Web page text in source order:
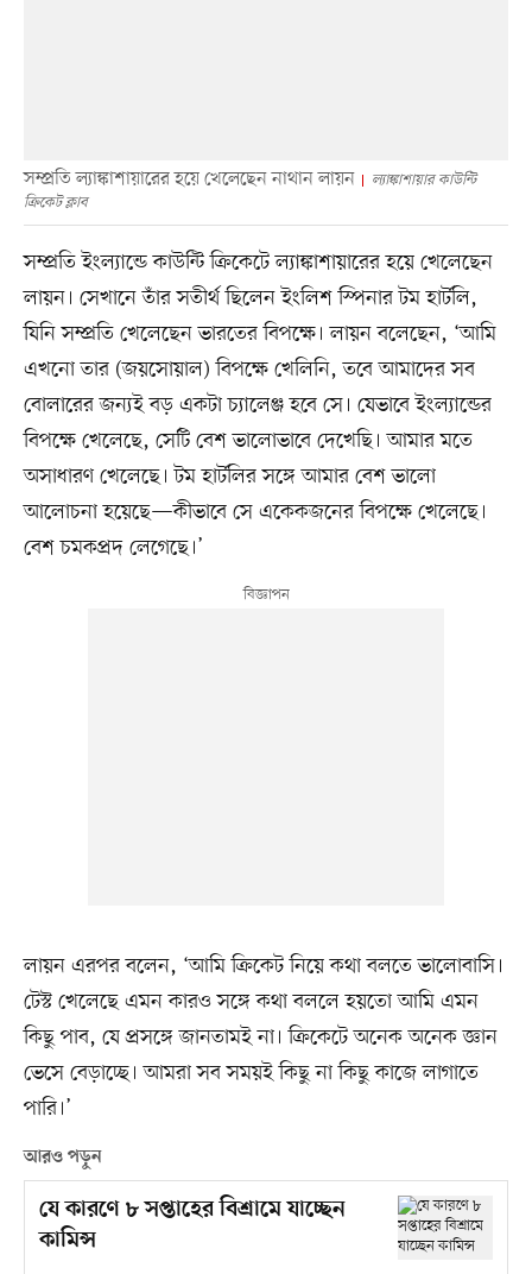
সম্প্রতি ল্যাঙ্কাশায়ারের হয়ে খেলেছেন নাথান লায়ন
ল্যাঙ্কাশায়ার কাউন্টি
ক্রিকেট ক্লাব
সম্প্রতি ইংল্যান্ডে কাউন্টি ক্রিকেটে ল্যাঙ্কাশায়ারের হয়ে খেলেছেন
লায়ন। সেখানে তাঁর সতীর্থ ছিলেন ইংলিশ স্পিনার টম হার্টলি,
যিনি সম্প্রতি খেলেছেন ভারতের বিপক্ষে। লায়ন বলেছেন, ‘আমি
এখনো তার (জয়সোয়াল) বিপক্ষে খেলিনি, তবে আমাদের সব
বোলারের জন্যই বড় একটা চ্যালেঞ্জ হবে সে। যেভাবে ইংল্যান্ডের
বিপক্ষে খেলেছে, সেটি বেশ ভালোভাবে দেখেছি। আমার মতে
অসাধারণ খেলেছে। টম হার্টলির সঙ্গে আমার বেশ ভালো
আলোচনা হয়েছে—কীভাবে সে একেকজনের বিপক্ষে খেলেছে।
বেশ চমকপ্রদ লেগেছে।’
লায়ন এরপর বলেন, ‘আমি ক্রিকেট নিয়ে কথা বলতে ভালোবাসি।
টেস্ট খেলেছে এমন কারও সঙ্গে কথা বললে হয়তো আমি এমন
কিছু পাব, যে প্রসঙ্গে জানতামই না। ক্রিকেটে অনেক অনেক জ্ঞান
ভেসে বেড়াচ্ছে। আমরা সব সময়ই কিছু না কিছু কাজে লাগাতে
পারি।’
আরও পড়ুন
যে কারণে ৮ সপ্তাহের বিশ্রামে যাচ্ছেন
কামিন্স